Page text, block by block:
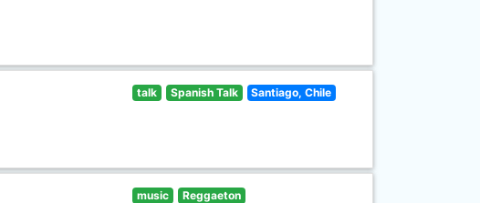
talk Spanish Talk Santiago, Chile
music Reggaeton